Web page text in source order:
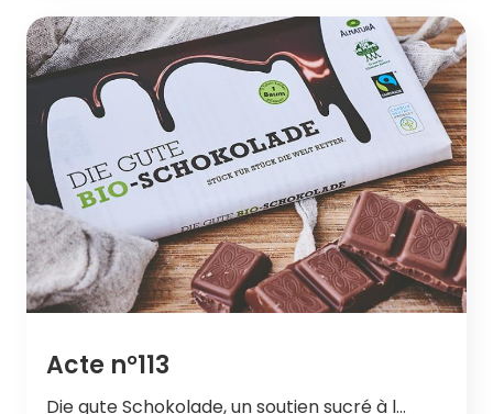
Acte n°113
Die gute Schokolade, un soutien sucré à l…